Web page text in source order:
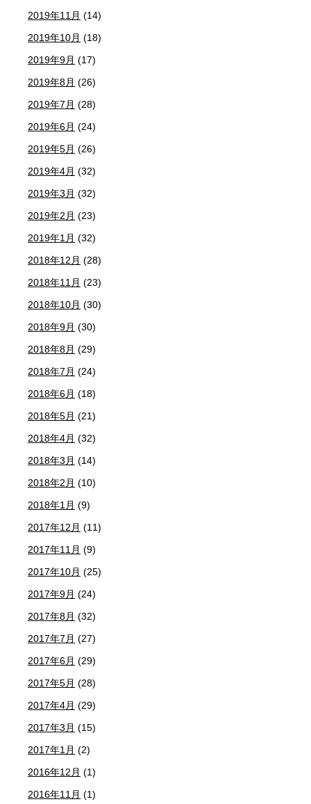
2019年11月 (14)
2019年10月 (18)
2019年9月 (17)
2019年8月 (26)
2019年7月 (28)
2019年6月 (24)
2019年5月 (26)
2019年4月 (32)
2019年3月 (32)
2019年2月 (23)
2019年1月 (32)
2018年12月 (28)
2018年11月 (23)
2018年10月 (30)
2018年9月 (30)
2018年8月 (29)
2018年7月 (24)
2018年6月 (18)
2018年5月 (21)
2018年4月 (32)
2018年3月 (14)
2018年2月 (10)
2018年1月 (9)
2017年12月 (11)
2017年11月 (9)
2017年10月 (25)
2017年9月 (24)
2017年8月 (32)
2017年7月 (27)
2017年6月 (29)
2017年5月 (28)
2017年4月 (29)
2017年3月 (15)
2017年1月 (2)
2016年12月 (1)
2016年11月 (1)